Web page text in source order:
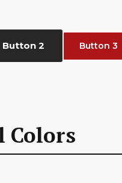
Button 2 Button 3
Colors